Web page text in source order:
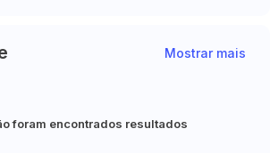
Mostrar mais
foram encontrados resultados